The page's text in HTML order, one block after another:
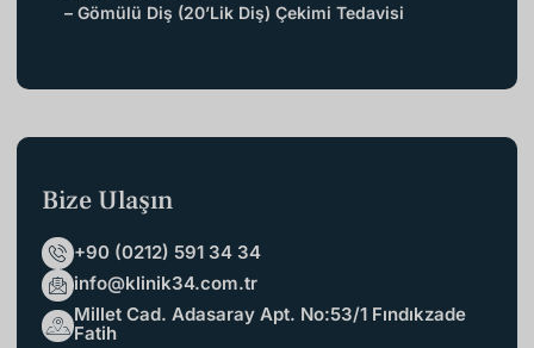
– Gömülü Diş (20’lik Diş) Çekimi Tedavisi
Bize Ulaşın
+90 (0212) 591 34 34
info@klinik34.com.tr
Millet Cad. Adasaray Apt. No:53/1 Fındıkzade
Fatih